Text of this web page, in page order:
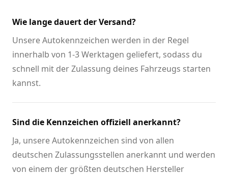
Wie lange dauert der Versand?
Unsere Autokennzeichen werden in der Regel
innerhalb von 1-3 Werktagen geliefert, sodass du
schnell mit der Zulassung deines Fahrzeugs starten
kannst.
Sind die Kennzeichen offiziell anerkannt?
Ja, unsere Autokennzeichen sind von allen
deutschen Zulassungsstellen anerkannt und werden
von einem der größten deutschen Hersteller